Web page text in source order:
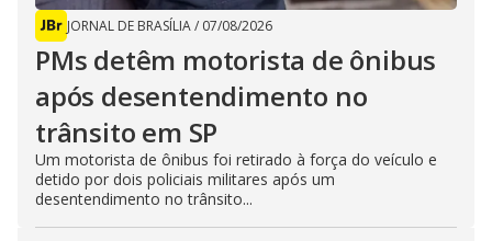
JORNAL DE BRASÍLIA/ 07/08/2026
PMs detêm motorista de ônibus
após desentendimento no
trânsito em SP
Um motorista de ônibus foi retirado à força do veículo e
detido por dois policiais militares após um
desentendimento no trânsito...